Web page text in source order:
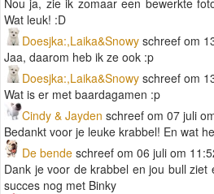
Wat leuk! :D
Doesjka:,Laika&Snowy schreef om
Jaa, daarom heb ik ze ook :p
Doesjka:,Laika&Snowy schreef om
Wat is er met baardagamen :p
Cindy & Jayden schreef om 07 juli
Bedankt voor je leuke krabbel! En wat
De bende schreef om 06 juli om
Dank je voor de krabbel en jou bull ziet
succes nog met Binky